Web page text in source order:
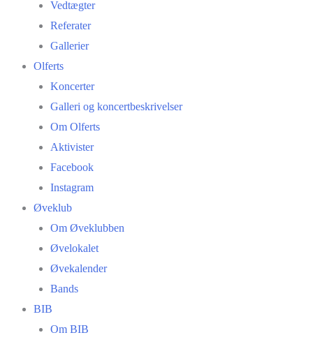
Vedtægter
Referater
Gallerier
Olferts
Koncerter
Galleri og koncertbeskrivelser
Om Olferts
Aktivister
Facebook
Instagram
Øveklub
Om Øveklubben
Øvelokalet
Øvekalender
Bands
BIB
Om BIB